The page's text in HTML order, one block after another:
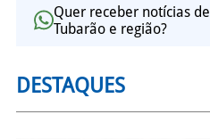
Quer receber notícias de
Tubarão e região?
DESTAQUES